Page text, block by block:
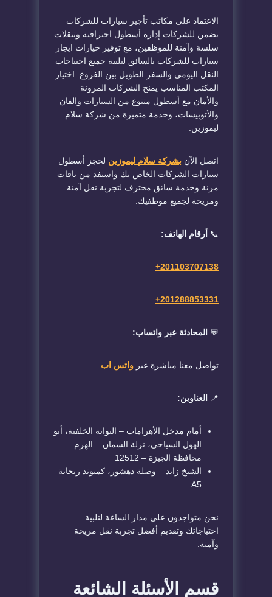
الاعتماد على مكاتب تأجير سيارات للشركات
يضمن للشركات إدارة أسطول احترافية وتنقلات
سلسة وآمنة للموظفين، مع توفير خيارات ايجار
سيارات للشركات بالسائق لتلبية جميع احتياجات
النقل اليومي والسفر الطويل بين الفروع. اختيار
المكتب المناسب يمنح الشركات المرونة
والأمان مع أسطول متنوع من السيارات والفان
والأتوبيسات، وخدمة متميزة من شركة سلام
ليموزين.
اتصل الآن بشركة سلام ليموزين لحجز أسطول
سيارات الشركات الخاص بك واستفد من باقات
مرنة وخدمة سائق محترف لتجربة نقل آمنة
ومريحة لجميع موظفيك.
📞 أرقام الهاتف:
201103707138
+
201288853331
+
💬 المحادثة عبر واتساب:
تواصل معنا مباشرة عبر واتس اب
📍 العناوين:
أمام مدخل الأهرامات – البوابة الخلفية، أبو
الهول السياحي، نزلة السمان – الهرم –
محافظة الجيزة – 12512
الشيخ زايد – وصلة دهشور، كمبوند ريحانة
A5
نحن متواجدون على مدار الساعة لتلبية
احتياجاتك وتقديم أفضل تجربة نقل مريحة
وآمنة.
قسم الأسئلة الشائعة